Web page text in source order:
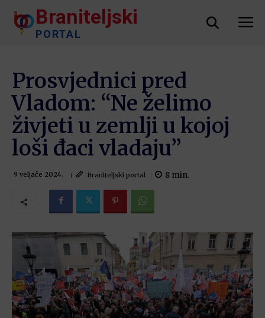
Braniteljski
PORTAL
Prosvjednici pred
Vladom: “Ne želimo
živjeti u zemlji u kojoj
loši đaci vladaju”
9 veljače 2024. Braniteljski portal 8 min.